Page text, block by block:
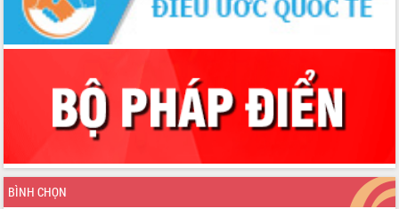
UBND tỉnh Đắk Lắk triển khai công tác
quốc phòng, quân sự địa phương năm
2026
Đắk Lắk tập trung toàn lực khắc phục
tồn tại IUU, sẵn sàng làm việc với
Đoàn thanh tra EC
Chủ tịch UBND tỉnh Tạ Anh Tuấn thăm,
chúc mừng các bệnh viện nhân Ngày
Thầy thuốc Việt Nam
Rộn ràng lễ hội truyền thống Sông
nước Đà Nông lần thứ I năm 2026
BÌNH CHỌN